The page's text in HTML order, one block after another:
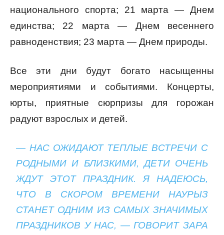
национального спорта; 21 марта — Днем
единства; 22 марта — Днем весеннего
равноденствия; 23 марта — Днем природы.
Все эти дни будут богато насыщенны
мероприятиями и событиями. Концерты,
юрты, приятные сюрпризы для горожан
радуют взрослых и детей.
— НАС ОЖИДАЮТ ТЕПЛЫЕ ВСТРЕЧИ С
РОДНЫМИ И БЛИЗКИМИ, ДЕТИ ОЧЕНЬ
ЖДУТ ЭТОТ ПРАЗДНИК. Я НАДЕЮСЬ,
ЧТО В СКОРОМ ВРЕМЕНИ НАУРЫЗ
СТАНЕТ ОДНИМ ИЗ САМЫХ ЗНАЧИМЫХ
ПРАЗДНИКОВ У НАС, — ГОВОРИТ ЗАРА